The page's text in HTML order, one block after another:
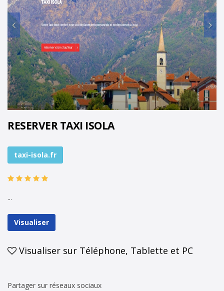
Prec
RESERVER TAXI ISOLA
taxi-isola.fr
...
Visualiser
Visualiser sur Téléphone, Tablette et PC
Partager sur réseaux sociaux